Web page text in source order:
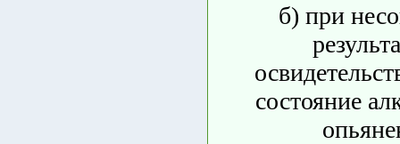
б) при
состояние